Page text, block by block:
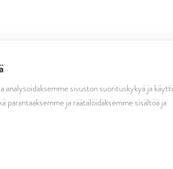
SEURAA
sivuston suorituskykyä ja
parantaaksemme ja räätälöidäksemme sisältöä ja